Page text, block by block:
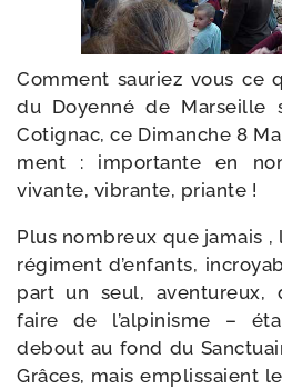
Comment sau­riez vous ce
du Doyenné de Marseille
Cotignac, ce Dimanche 8
ment : impor­tante en
vivante, vibrante, priante !
Plus nom­breux que jamais ,
régi­ment d’en­fants,
part un seul, aven­tu­reux,
faire de l’al­pi­nisme –
debout au fond du
Grâces, mais emplis­saient